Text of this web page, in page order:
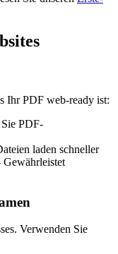
Ihr PDF web-ready ist:
PDF-
laden schneller
Gewährleistet
Verwenden Sie